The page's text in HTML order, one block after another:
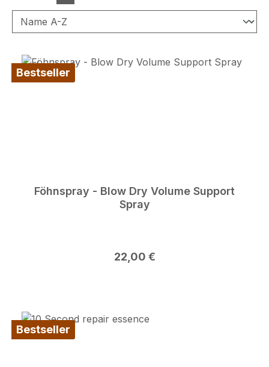
Bestseller
Föhnspray - Blow Dry Volume Support
Spray
Regulärer Preis:
22,00 €
Bestseller